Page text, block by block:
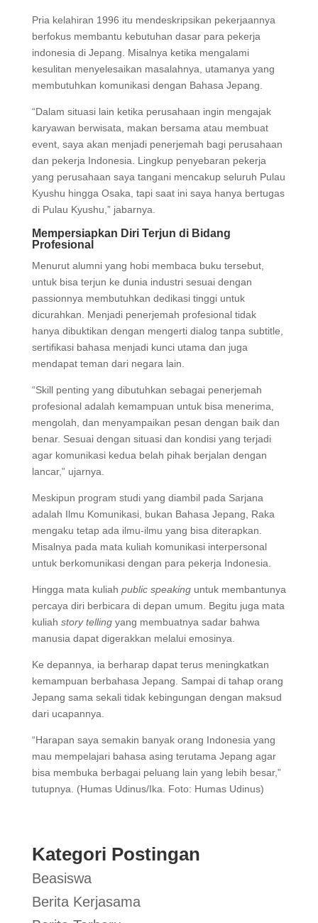
Pria kelahiran 1996 itu mendeskripsikan pekerjaannya
berfokus membantu kebutuhan dasar para pekerja
indonesia di Jepang. Misalnya ketika mengalami
kesulitan menyelesaikan masalahnya, utamanya yang
membutuhkan komunikasi dengan Bahasa Jepang.
“Dalam situasi lain ketika perusahaan ingin mengajak
karyawan berwisata, makan bersama atau membuat
event, saya akan menjadi penerjemah bagi perusahaan
dan pekerja Indonesia. Lingkup penyebaran pekerja
yang perusahaan saya tangani mencakup seluruh Pulau
Kyushu hingga Osaka, tapi saat ini saya hanya bertugas
di Pulau Kyushu,” jabarnya.
Mempersiapkan Diri Terjun di Bidang
Profesional
Menurut alumni yang hobi membaca buku tersebut,
untuk bisa terjun ke dunia industri sesuai dengan
passionnya membutuhkan dedikasi tinggi untuk
dicurahkan. Menjadi penerjemah profesional tidak
hanya dibuktikan dengan mengerti dialog tanpa subtitle,
sertifikasi bahasa menjadi kunci utama dan juga
mendapat teman dari negara lain.
“Skill penting yang dibutuhkan sebagai penerjemah
profesional adalah kemampuan untuk bisa menerima,
mengolah, dan menyampaikan pesan dengan baik dan
benar. Sesuai dengan situasi dan kondisi yang terjadi
agar komunikasi kedua belah pihak berjalan dengan
lancar,” ujarnya.
Meskipun program studi yang diambil pada Sarjana
adalah Ilmu Komunikasi, bukan Bahasa Jepang, Raka
mengaku tetap ada ilmu-ilmu yang bisa diterapkan.
Misalnya pada mata kuliah komunikasi interpersonal
untuk berkomunikasi dengan para pekerja Indonesia.
Hingga mata kuliah public speakinguntuk membantunya
percaya diri berbicara di depan umum. Begitu juga mata
kuliah story tellingyang membuatnya sadar bahwa
manusia dapat digerakkan melalui emosinya.
Ke depannya, ia berharap dapat terus meningkatkan
kemampuan berbahasa Jepang. Sampai di tahap orang
Jepang sama sekali tidak kebingungan dengan maksud
dari ucapannya.
“Harapan saya semakin banyak orang Indonesia yang
mau mempelajari bahasa asing terutama Jepang agar
bisa membuka berbagai peluang lain yang lebih besar,”
tutupnya. (Humas Udinus/Ika. Foto: Humas Udinus)
Kategori Postingan
Beasiswa
Berita Kerjasama